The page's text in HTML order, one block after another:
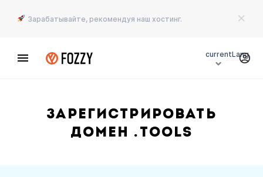
Зарабатывайте, рекомендуя наш хостинг.
currentLang
Зарегистрировать
домен .TOOLS